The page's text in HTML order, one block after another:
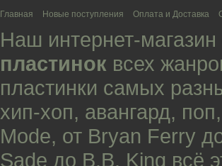
Главная Новые поступления Оплата и Доставка
Наш интернет-
пластинок всех
пластинки самых
хип-хоп, авангард, поп,
Mode, от Bryan Ferry
Sade до B.B. King всё